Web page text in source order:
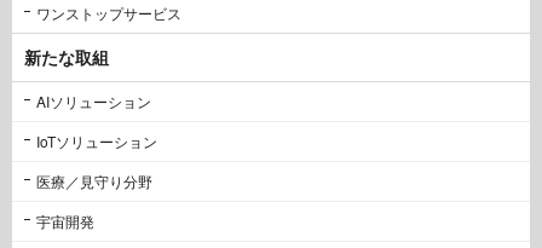
ワンストップサービス
新たな取組
AIソリューション
IoTソリューション
医療／見守り分野
宇宙開発